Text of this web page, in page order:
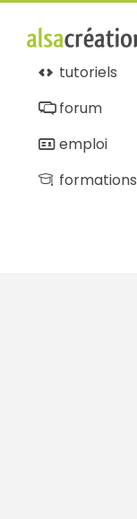
tutoriels
forum
emploi
formations